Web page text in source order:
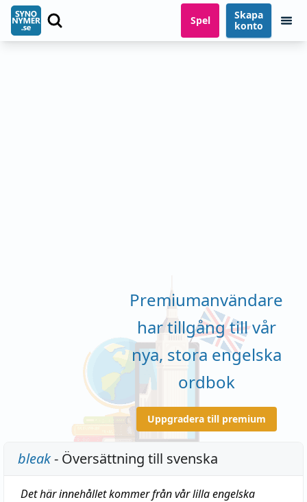
Spel
Skapa
konto
Premiumanvändare
har tillgång till vår
nya, stora engelska
ordbok
Uppgradera till premium
bleak- Översättning till svenska
Det här innehållet kommer från vår lilla engelska